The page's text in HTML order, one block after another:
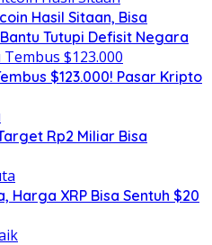
Hasil Sitaan, Bisa
Tutupi Defisit Negara
$123.000! Pasar Kripto
Rp2 Miliar Bisa
Harga XRP Bisa Sentuh $20